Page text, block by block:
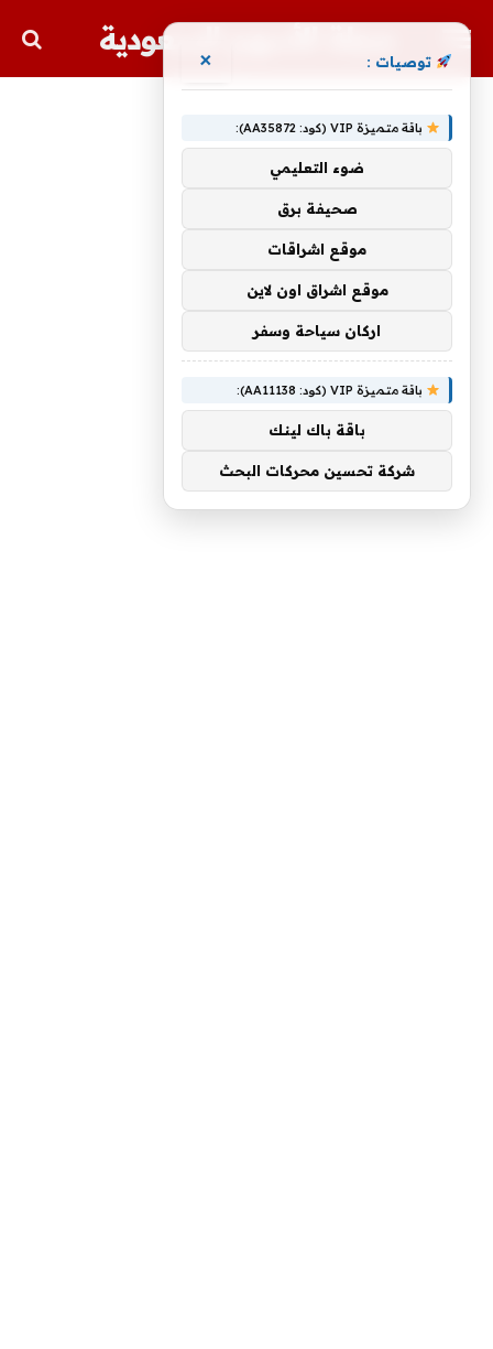
مجلة الأسهم السعودية
توصيات : ×
باقة متميزة VIP (كود: AA35872):
ضوء التعليمي
صحيفة برق
موقع اشراقات
موقع اشراق اون لاين
اركان سياحة وسفر
باقة متميزة VIP (كود: AA11138):
باقة باك لينك
شركة تحسين محركات البحث